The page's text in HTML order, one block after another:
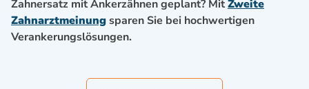
Zahnersatz mit Ankerzähnen geplant? MitZweite
Zahnarztmeinungsparen Sie bei hochwertigen
Verankerungslösungen.